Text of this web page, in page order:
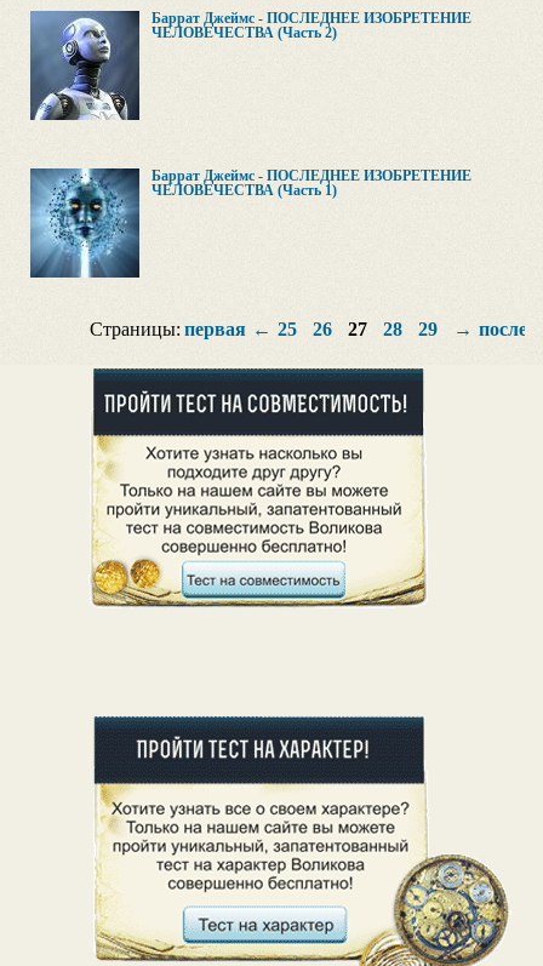
Баррат Джеймс - ПОСЛЕДНЕЕ ИЗОБРЕТЕНИЕ
ЧЕЛОВЕЧЕСТВА (Часть 2)
Баррат Джеймс - ПОСЛЕДНЕЕ ИЗОБРЕТЕНИЕ
ЧЕЛОВЕЧЕСТВА (Часть 1)
Страницы: первая ← 25 26 27 28 29 →